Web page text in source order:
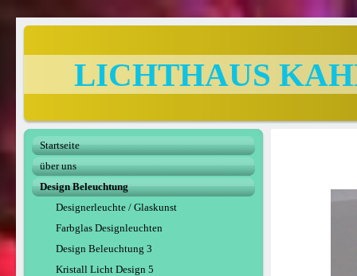
LICHTHAUS
Startseite
über uns
Design Beleuchtung
Designerleuchte / Glaskunst
Farbglas Designleuchten
Design Beleuchtung 3
Kristall Licht Design 5